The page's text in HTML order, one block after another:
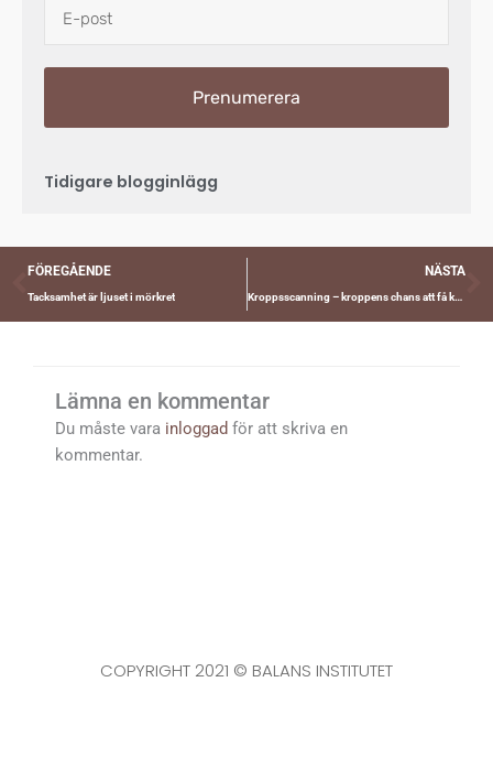
Prenumerera
Tidigare blogginlägg
Föregående
FÖREGÅENDE
Tacksamhet är ljuset i mörkret
NÄSTA
Kroppsscanning – kroppens chans att få knoppen att lyssna
Lämna en kommentar
Du måste vara inloggad för att skriva en
kommentar.
COPYRIGHT 2021 © BALANS INSTITUTET